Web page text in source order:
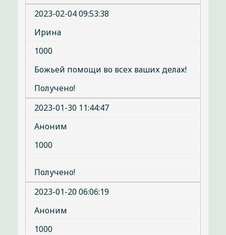
2023-02-04 09:53:38
Ирина
1000
Божьей помощи во всех ваших делах!
Получено!
2023-01-30 11:44:47
Аноним
1000
Получено!
2023-01-20 06:06:19
Аноним
1000